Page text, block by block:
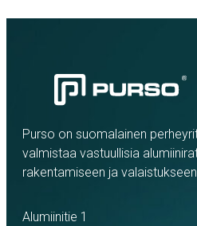
Purso on suomalainen
valmistaa vastuullisia
rakentamiseen ja
Alumiinitie 1